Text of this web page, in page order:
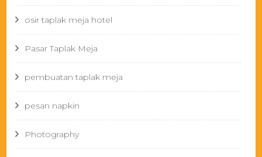
osir taplak meja hotel
Pasar Taplak Meja
pembuatan taplak meja
pesan napkin
Photography